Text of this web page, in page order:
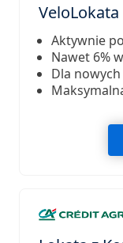
Aktywnie
Nawet 6%
Dla